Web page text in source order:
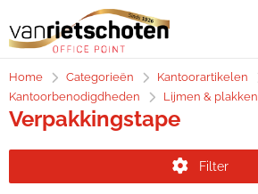
Home Categorieën
Kantoorartikelen
Kantoorbenodigdheden
Lijmen & plakken
Verpakkingstape
Filter